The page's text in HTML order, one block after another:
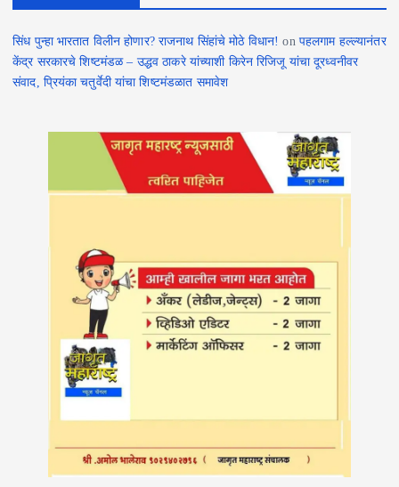
सिंध पुन्हा भारतात विलीन होणार? राजनाथ सिंहांचे मोठे विधान! on पहलगाम हल्ल्यानंतर
केंद्र सरकारचे शिष्टमंडळ – उद्धव ठाकरे यांच्याशी किरेन रिजिजू यांचा दूरध्वनीवर
संवाद, प्रियंका चतुर्वेदी यांचा शिष्टमंडळात समावेश